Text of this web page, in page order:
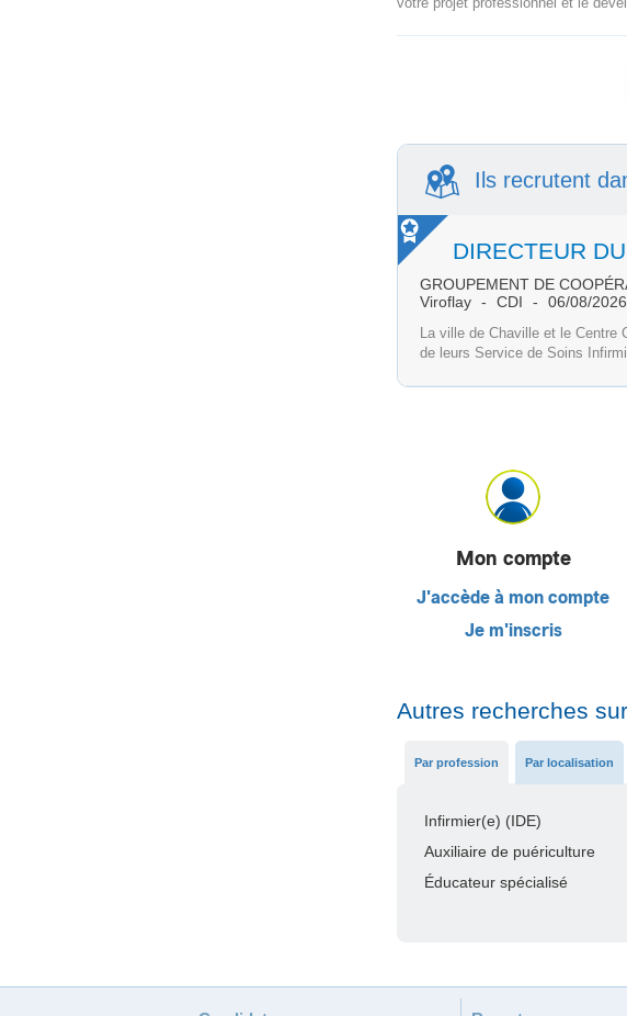
Ils recrutent
GROUPEMENT DE
Viroflay
CDI 06/08/2026
La ville de Chaville et le Centre
de leurs Service de Soins
Mon compte
J'accède à mon compte
Je m'inscris
Autres recherches
Par profession Par localisation
Infirmier(e) (IDE)
Auxiliaire de puériculture
Éducateur spécialisé